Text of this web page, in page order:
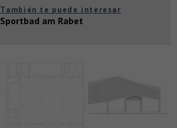
También te puede interesar
Sportbad am Rabet